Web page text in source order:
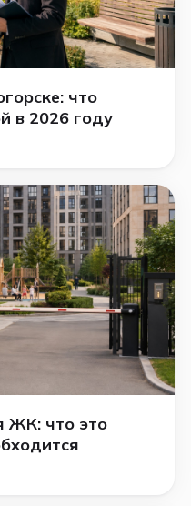
что
в 2026 году
ЖК: что это